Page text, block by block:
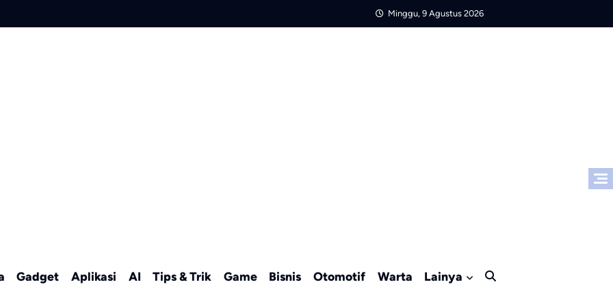
Minggu, 9 Agustus 2026
Gadget Aplikasi AI Tips & Trik Game Bisnis Otomotif Warta Lainya